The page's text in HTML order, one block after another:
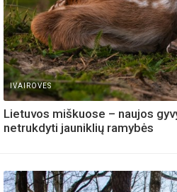
IVAIROVES
Lietuvos miškuose – naujos
netrukdyti jauniklių ramybės